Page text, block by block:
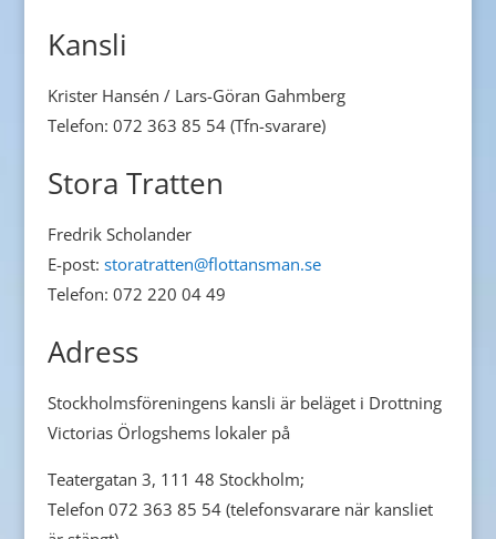
Kansli
Krister Hansén / Lars-Göran Gahmberg
Telefon: 072 363 85 54 (Tfn-svarare)
Stora Tratten
Fredrik Scholander
E-post: storatratten@flottansman.se
Telefon: 072 220 04 49
Adress
Stockholmsföreningens kansli är beläget i Drottning
Victorias Örlogshems lokaler på
Teatergatan 3, 111 48 Stockholm;
Telefon 072 363 85 54 (telefonsvarare när kansliet